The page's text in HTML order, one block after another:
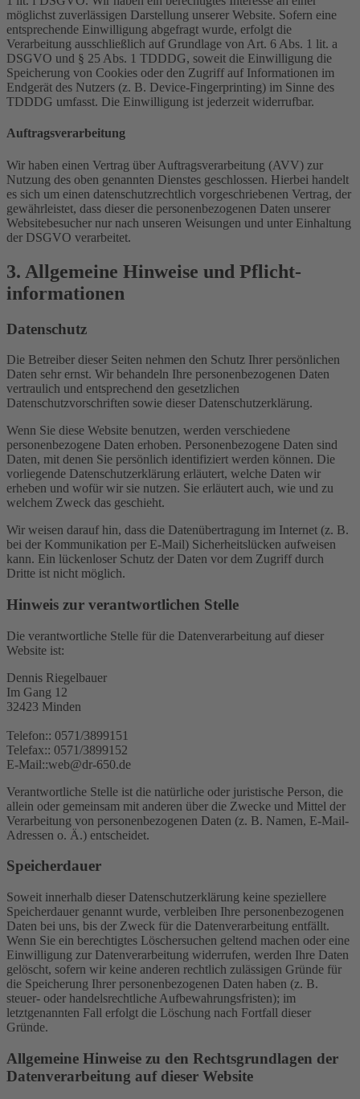
möglichst zuverlässigen Darstellung unserer Website. Sofern eine
entsprechende Einwilligung abgefragt wurde, erfolgt die
Verarbeitung ausschließlich auf Grundlage von Art. 6 Abs. 1 lit. a
DSGVO und § 25 Abs. 1 TDDDG, soweit die Einwilligung die
Speicherung von Cookies oder den Zugriff auf Informationen im
Endgerät des Nutzers (z. B. Device-Fingerprinting) im Sinne des
TDDDG umfasst. Die Einwilligung ist jederzeit widerrufbar.
Auftragsverarbeitung
Wir haben einen Vertrag über Auftragsverarbeitung (AVV) zur
Nutzung des oben genannten Dienstes geschlossen. Hierbei handelt
es sich um einen datenschutzrechtlich vorgeschriebenen Vertrag, der
gewährleistet, dass dieser die personenbezogenen Daten unserer
Websitebesucher nur nach unseren Weisungen und unter Einhaltung
der DSGVO verarbeitet.
3. Allgemeine Hinweise und Pflicht­
informationen
Datenschutz
Die Betreiber dieser Seiten nehmen den Schutz Ihrer persönlichen
Daten sehr ernst. Wir behandeln Ihre personenbezogenen Daten
vertraulich und entsprechend den gesetzlichen
Datenschutzvorschriften sowie dieser Datenschutzerklärung.
Wenn Sie diese Website benutzen, werden verschiedene
personenbezogene Daten erhoben. Personenbezogene Daten sind
Daten, mit denen Sie persönlich identifiziert werden können. Die
vorliegende Datenschutzerklärung erläutert, welche Daten wir
erheben und wofür wir sie nutzen. Sie erläutert auch, wie und zu
welchem Zweck das geschieht.
Wir weisen darauf hin, dass die Datenübertragung im Internet (z. B.
bei der Kommunikation per E-Mail) Sicherheitslücken aufweisen
kann. Ein lückenloser Schutz der Daten vor dem Zugriff durch
Dritte ist nicht möglich.
Hinweis zur verantwortlichen Stelle
Die verantwortliche Stelle für die Datenverarbeitung auf dieser
Website ist:
Dennis Riegelbauer
Im Gang 12
32423 Minden
Telefon:: 0571/3899151
Telefax:: 0571/3899152
E-Mail::web@dr-650.de
Verantwortliche Stelle ist die natürliche oder juristische Person, die
allein oder gemeinsam mit anderen über die Zwecke und Mittel der
Verarbeitung von personenbezogenen Daten (z. B. Namen, E-Mail-
Adressen o. Ä.) entscheidet.
Speicherdauer
Soweit innerhalb dieser Datenschutzerklärung keine speziellere
Speicherdauer genannt wurde, verbleiben Ihre personenbezogenen
Daten bei uns, bis der Zweck für die Datenverarbeitung entfällt.
Wenn Sie ein berechtigtes Löschersuchen geltend machen oder eine
Einwilligung zur Datenverarbeitung widerrufen, werden Ihre Daten
gelöscht, sofern wir keine anderen rechtlich zulässigen Gründe für
die Speicherung Ihrer personenbezogenen Daten haben (z. B.
steuer- oder handelsrechtliche Aufbewahrungsfristen); im
letztgenannten Fall erfolgt die Löschung nach Fortfall dieser
Gründe.
Allgemeine Hinweise zu den Rechtsgrundlagen der
Datenverarbeitung auf dieser Website